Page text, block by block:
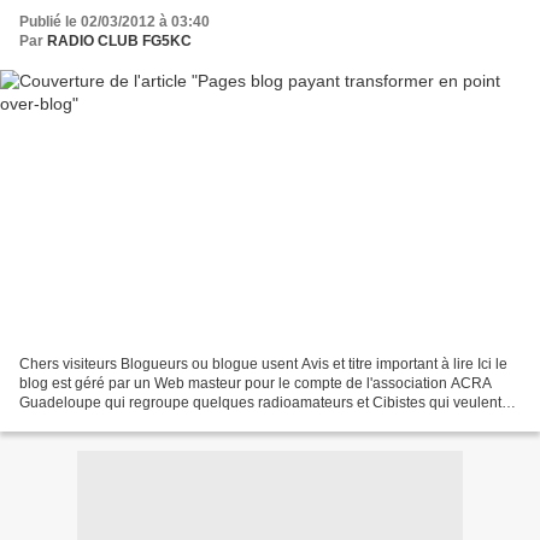
Publié le 02/03/2012 à 03:40
Par RADIO CLUB FG5KC
Chers visiteurs Blogueurs ou blogue usent Avis et titre important à lire Ici le
blog est géré par un Web masteur pour le compte de l'association ACRA
Guadeloupe qui regroupe quelques radioamateurs et Cibistes qui veulent